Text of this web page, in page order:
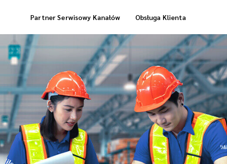
Usługi Magazynowe
Dostawa Zrealizowanych Zamówień
Dostawa „Cool Box”
Partner Serwisowy Kanałów Obsługa Klienta